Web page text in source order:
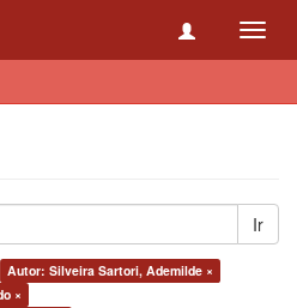
Ir
Autor: Silveira Sartori, Ademilde ×
×